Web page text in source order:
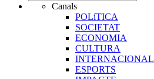
Canals
POLíTICA
SOCIETAT
ECONOMIA
CULTURA
INTERNACIONAL
ESPORTS